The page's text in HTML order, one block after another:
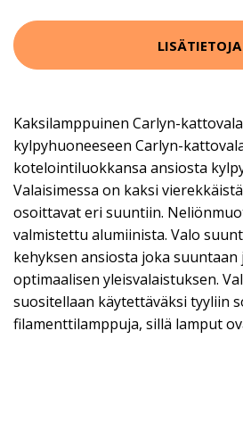
LISÄTIETOJA
Kaksilamppuinen Carlyn-
kylpyhuoneeseen Carlyn-
kotelointiluokkansa ansiosta
Valaisimessa on kaksi
osoittavat eri suuntiin.
valmistettu alumiinista. Valo
kehyksen ansiosta joka
optimaalisen yleisvalaistuksen.
suositellaan käytettäväksi tyyliin
filamenttilamppuja, sillä lamput